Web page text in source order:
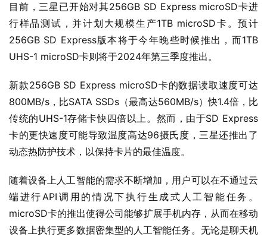
目前，三星已开始对其256GB SD Express microSD卡进
行样品测试，并计划大规模生产1TB microSD卡。预计
256GB SD Express版本将于今年晚些时候推出，而1TB
UHS-1 microSD卡则将于2024年第三季度推出。
新款256GB SD Express microSD卡的数据读取速度可达
800MB/s，比SATA SSDs（最高达560MB/s）快1.4倍，比
传统的UHS-1存储卡快四倍以上。然而，由于SD Express
卡的更快速度可能导致温度高达96摄氏度，三星还推出了
动态热防护技术，以保持卡片的最佳温度。
随着设备上人工智能的需求不断增加，用户可以在不通过云
端进行API调用的情况下执行生成式人工智能任务。
microSD卡的推出使得公司能够扩展手机内存，从而在移动
设备上执行更多数据密集型的人工智能任务。无论是聊天机